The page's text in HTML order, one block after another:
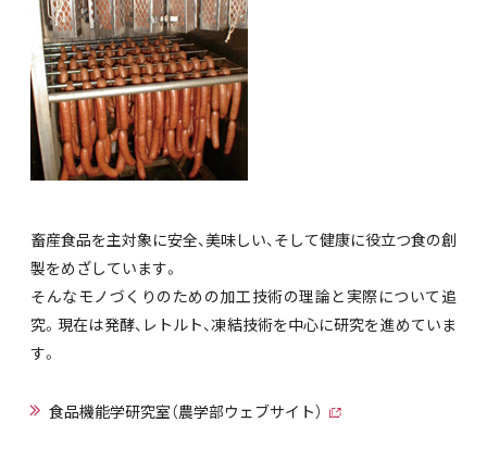
畜産食品を主対象に安全、美味しい、そして健康に役立つ食の創
製をめざしています。
そんなモノづくりのための加工技術の理論と実際について追
究。現在は発酵、レトルト、凍結技術を中心に研究を進めていま
す。
食品機能学研究室（農学部ウェブサイト）